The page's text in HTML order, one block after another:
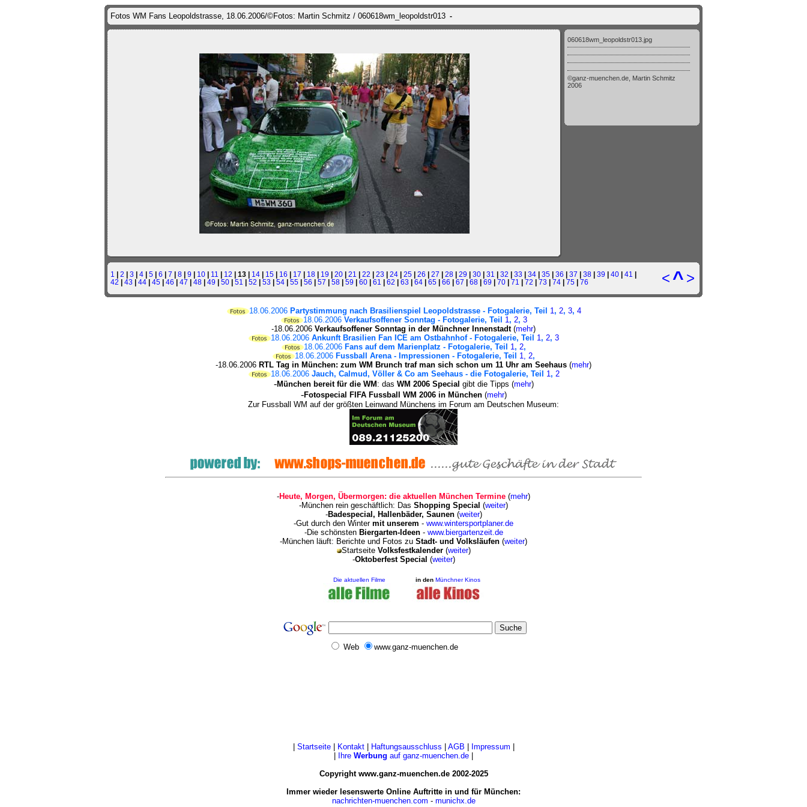
Fotos WM Fans Leopoldstrasse, 18.06.2006/©Fotos: Martin Schmitz / 060618wm_leopoldstr013 -
060618wm_leopoldstr013.jpg
©ganz-muenchen.de, Martin Schmitz
2006
1 | 2 | 3 | 4 | 5 | 6 | 7 | 8 | 9 | 10 | 11 | 12 | 13 | 14 | 15 | 16 | 17 | 18 | 19 | 20 | 21 | 22 | 23 | 24 | 25 | 26 | 27 | 28 | 29 | 30 | 31 | 32 | 33 | 34 | 35 | 36 | 37 | 38 | 39 | 40 | 41 |
42 | 43 | 44 | 45 | 46 | 47 | 48 | 49 | 50 | 51 | 52 | 53 | 54 | 55 | 56 | 57 | 58 | 59 | 60 | 61 | 62 | 63 | 64 | 65 | 66 | 67 | 68 | 69 | 70 | 71 | 72 | 73 | 74 | 75 | 76 <^ >
18.06.2006 Partystimmung nach Brasilienspiel Leopoldstrasse - Fotogalerie, Teil 1, 2, 3, 4
18.06.2006 Verkaufsoffener Sonntag - Fotogalerie, Teil 1, 2, 3
-18.06.2006 Verkaufsoffener Sonntag in der Münchner Innenstadt(mehr)
18.06.2006 Ankunft Brasilien Fan ICE am Ostbahnhof - Fotogalerie, Teil 1, 2, 3
18.06.2006 Fans auf dem Marienplatz - Fotogalerie, Teil 1, 2,
18.06.2006 Fussball Arena - Impressionen - Fotogalerie, Teil 1, 2,
-18.06.2006 RTL Tag in München: zum WM Brunch traf man sich schon um 11 Uhr am Seehaus (mehr)
18.06.2006 Jauch, Calmud, Völler & Co am Seehaus - die Fotogalerie, Teil 1, 2
-München bereit für die WM : das WM 2006 Special gibt die Tipps (mehr)
-Fotospecial FIFA Fussball WM 2006 in München(mehr)
Zur Fussball WM auf der größten Leinwand Münchens im Forum am Deutschen Museum:
-Heute, Morgen, Übermorgen: die aktuellen München Termine (mehr)
-München rein geschäftlich: Das Shopping Special (weiter)
-Badespecial, Hallenbäder, Saunen(weiter)
-Gut durch den Winter mit unserem - www.wintersportplaner.de
-Die schönsten Biergarten-Ideen- www.biergartenzeit.de
-München läuft: Berichte und Fotos zu Stadt- und Volksläufen (weiter)
Startseite Volksfestkalender(weiter)
-Oktoberfest Special (weiter)
Die aktuellen Filme in den Münchner Kinos
Web www.ganz-muenchen.de
Startseite| Kontakt| Haftungsausschluss AGB Impressum
Ihre Werbung auf ganz-muenchen.de
Copyright www.ganz-muenchen.de 2002-2025
Immer wieder lesenswerte Online Auftritte in und für München:
nachrichten-muenchen.com - munichx.de